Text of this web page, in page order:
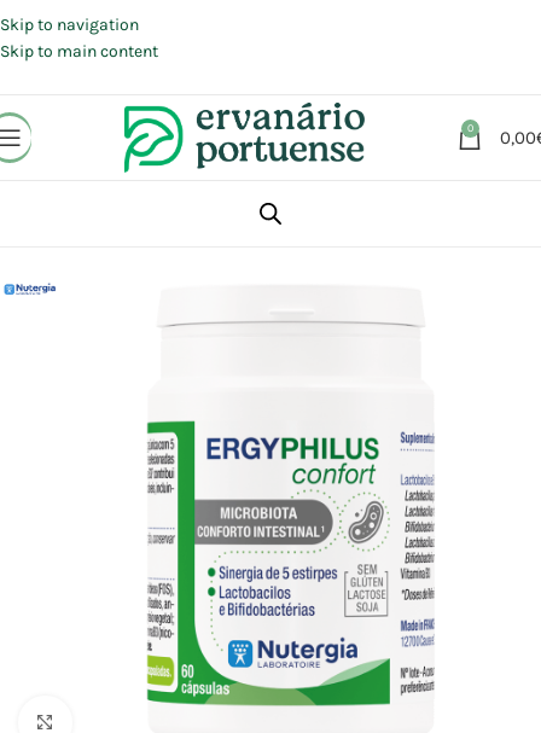
Skip to navigation
Skip to main content
0 0,00
Suplementos alimentares